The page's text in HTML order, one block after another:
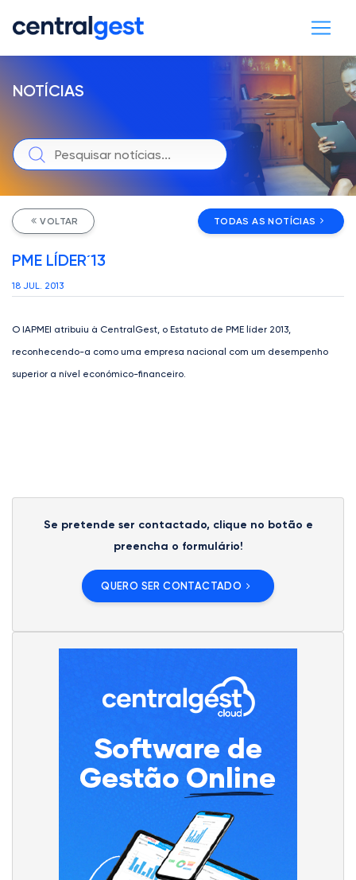
NOTÍCIAS
VOLTAR TODAS AS NOTÍCIAS
PME LÍDER´13
18 JUL. 2013
O IAPMEI atribuiu à CentralGest, o Estatuto de PME líder 2013,
reconhecendo-a como uma empresa nacional com um desempenho
superior a nível económico-financeiro.
Se pretende ser contactado, clique no botão e
preencha o formulário!
QUERO SER CONTACTADO